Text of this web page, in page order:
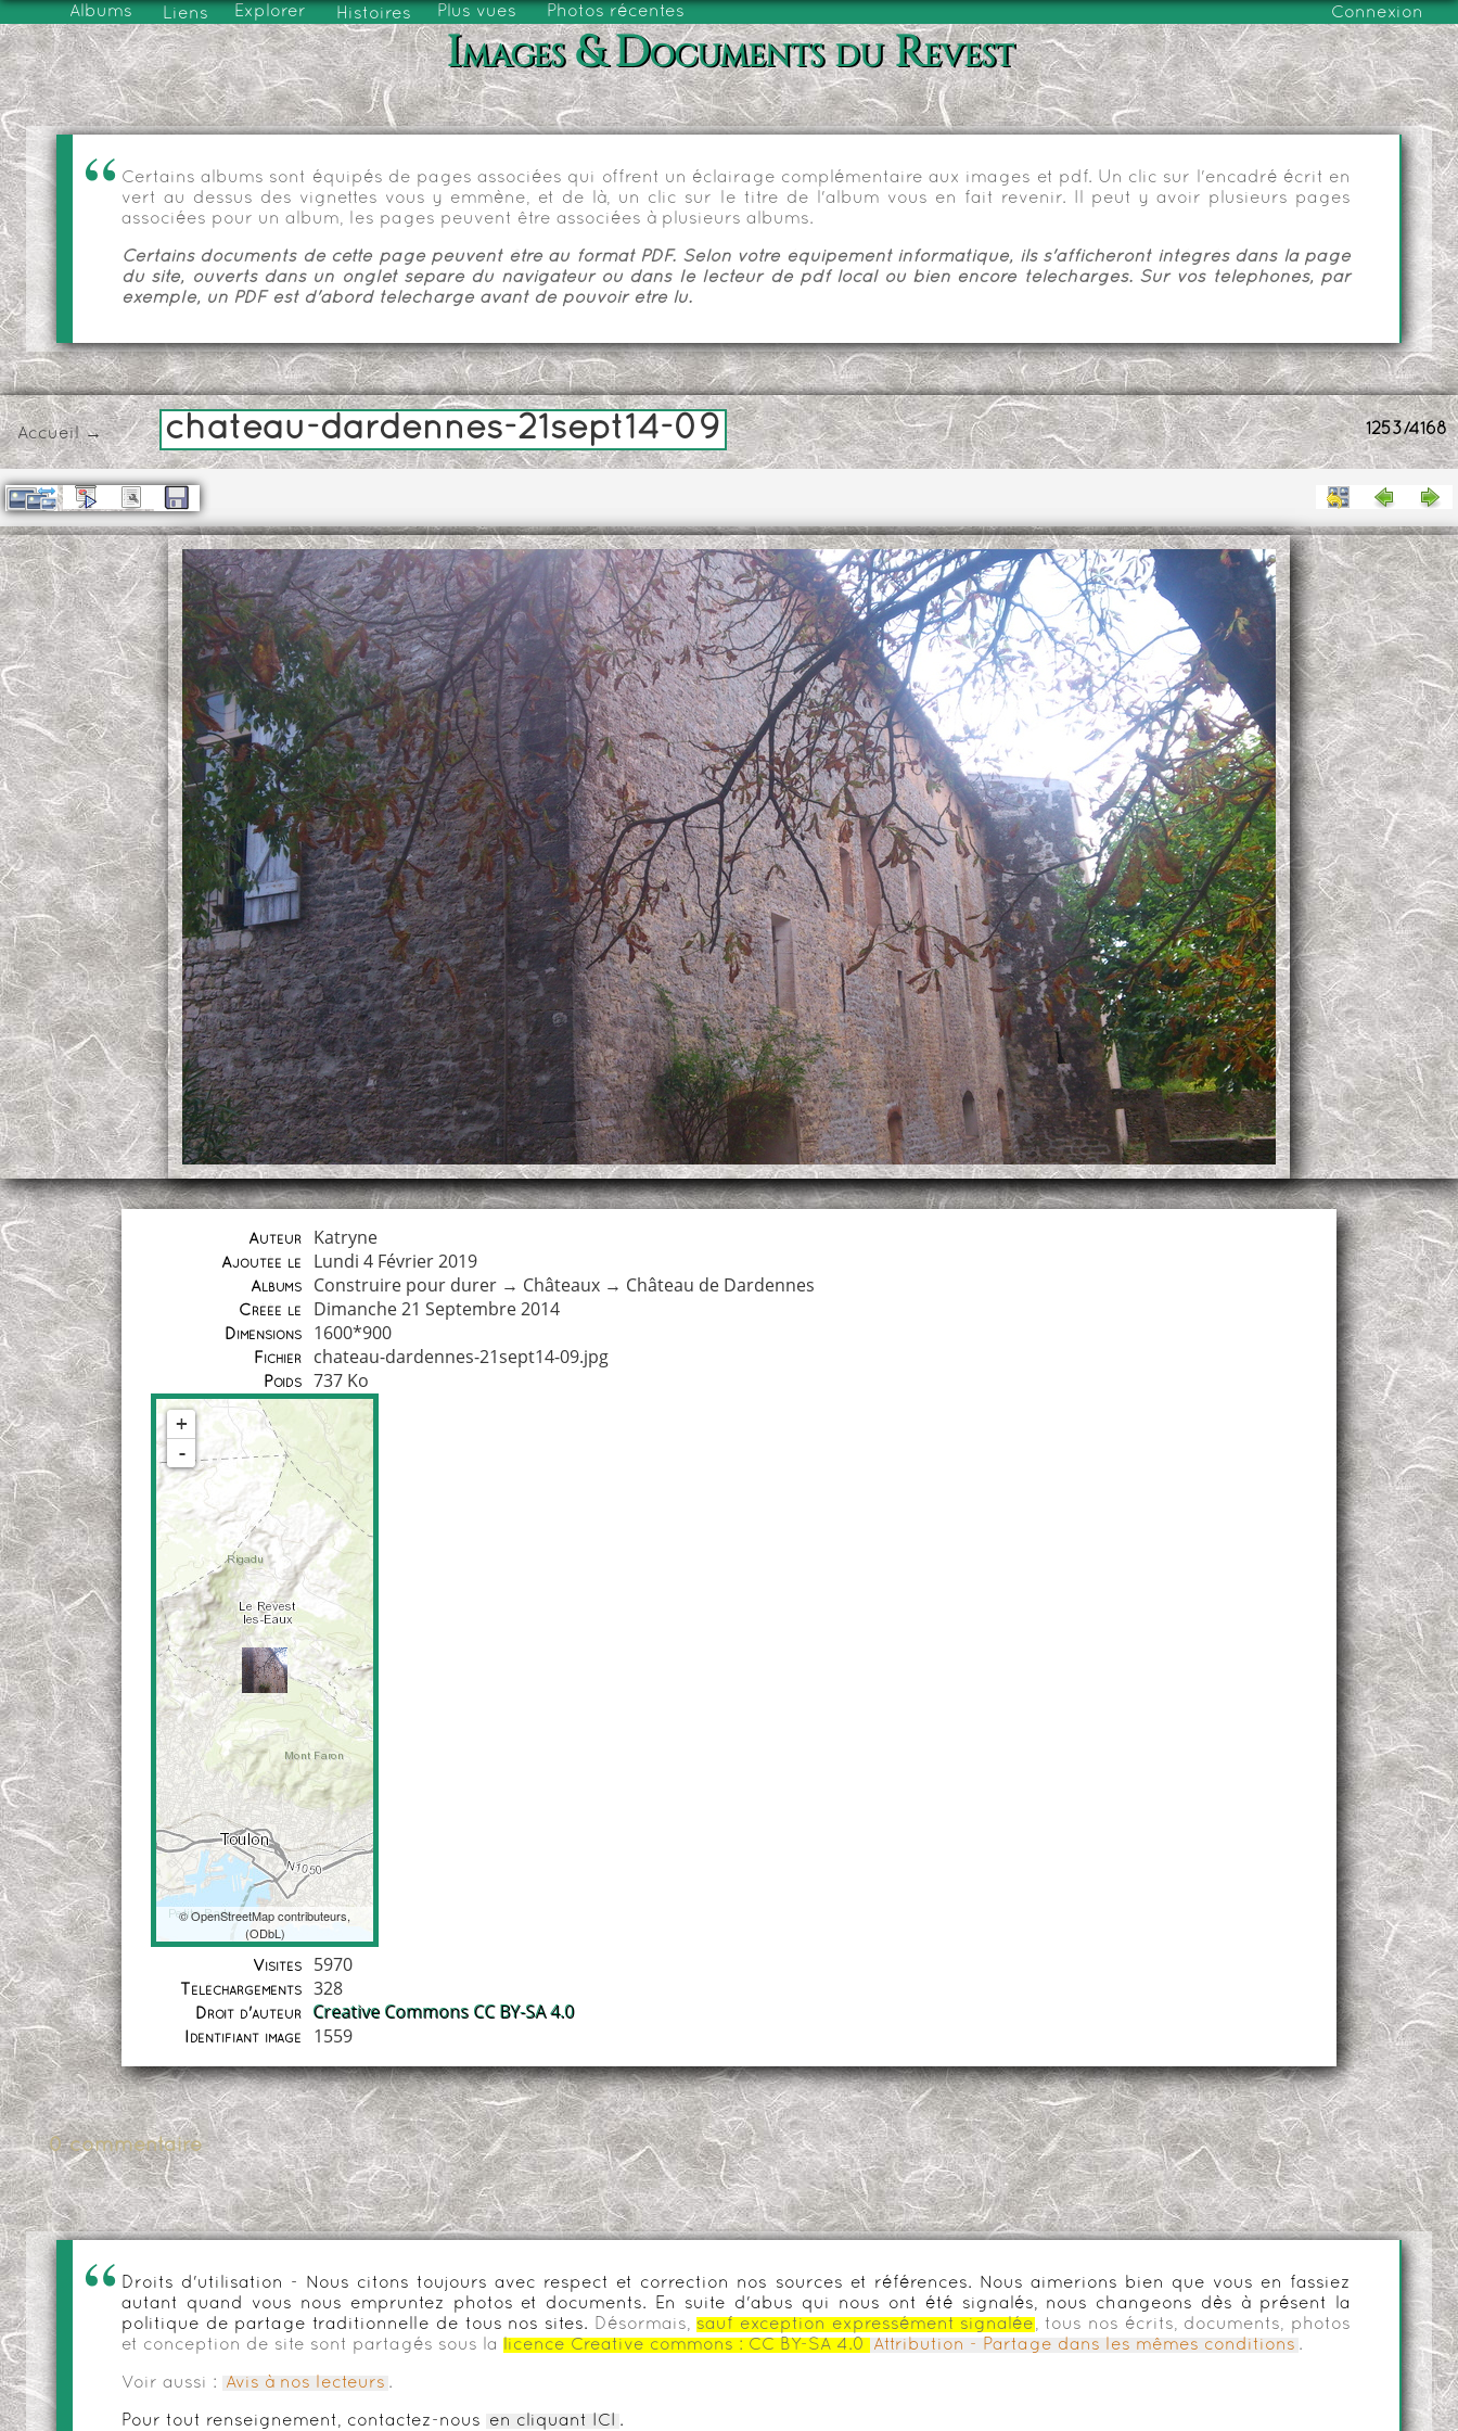
Albums Liens Explorer Histoires Plus vues Photos récentes Connexion
Images & Documents du Revest
Certains albums sont équipés de pages associées qui offrent un éclairage complémentaire aux images et pdf. Un clic sur l'encadré écrit en
vert au dessus des vignettes vous y emmène, et de là, un clic sur le titre de l'album vous en fait revenir. Il peut y avoir plusieurs pages
associées pour un album, les pages peuvent être associées à plusieurs albums.
Certains documents de cette page peuvent être au format PDF. Selon votre équipement informatique, ils s'afficheront intégrés dans la page
du site, ouverts dans un onglet séparé du navigateur ou dans le lecteur de pdf local ou bien encore téléchargés. Sur vos téléphones, par
exemple, un PDF est d'abord téléchargé avant de pouvoir être lu.
1253/4168
Accueil→ chateau-dardennes-21sept14-09
Auteur Katryne
Ajoutée le Lundi 4 Février 2019
Albums Construire pour durer → Châteaux → Château de Dardennes
Créée le Dimanche 21 Septembre 2014
Dimensions 1600*900
Fichier chateau-dardennes-21sept14-09.jpg
Poids 737 Ko
Coordonnées
+
-
©OpenStreetMapcontributeurs,
(ODbL )
Visites 5970
Téléchargements 328
Droit d'auteur Creative Commons CC BY-SA 4.0
Identifiant image 1559
0 commentaire
Droits d'utilisation - Nous citons toujours avec respect et correction nos sources et références. Nous aimerions bien que vous en fassiez
autant quand vous nous empruntez photos et documents. En suite d'abus qui nous ont été signalés, nous changeons dès à présent la
politique de partage traditionnelle de tous nos sites.
Désormais, sauf exception expressément signalée , tous nos écrits, documents, photos
et conception de site sont partagés sous la
licence Creative commons : CC BY-SA 4.0 Attribution - Partage dans les mêmes conditions .
Voir aussi : Avis à nos lecteurs .
Pour tout renseignement, contactez-nous en cliquant ICI .